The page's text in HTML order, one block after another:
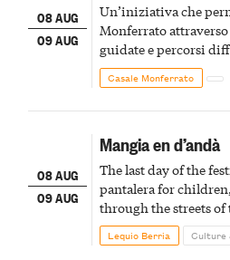
08 AUG
09 AUG
Un’iniziativa che
Monferrato
guidate e percorsi
Casale Monferrato
08 AUG
09 AUG
Mangia en d’andà
The last day of the
pantalera for
through the streets
fireworks finale
Lequio Berria Culture